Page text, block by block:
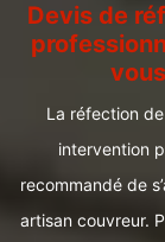
Devis de
La réfection
intervention
recommandé de
artisan couvreur.